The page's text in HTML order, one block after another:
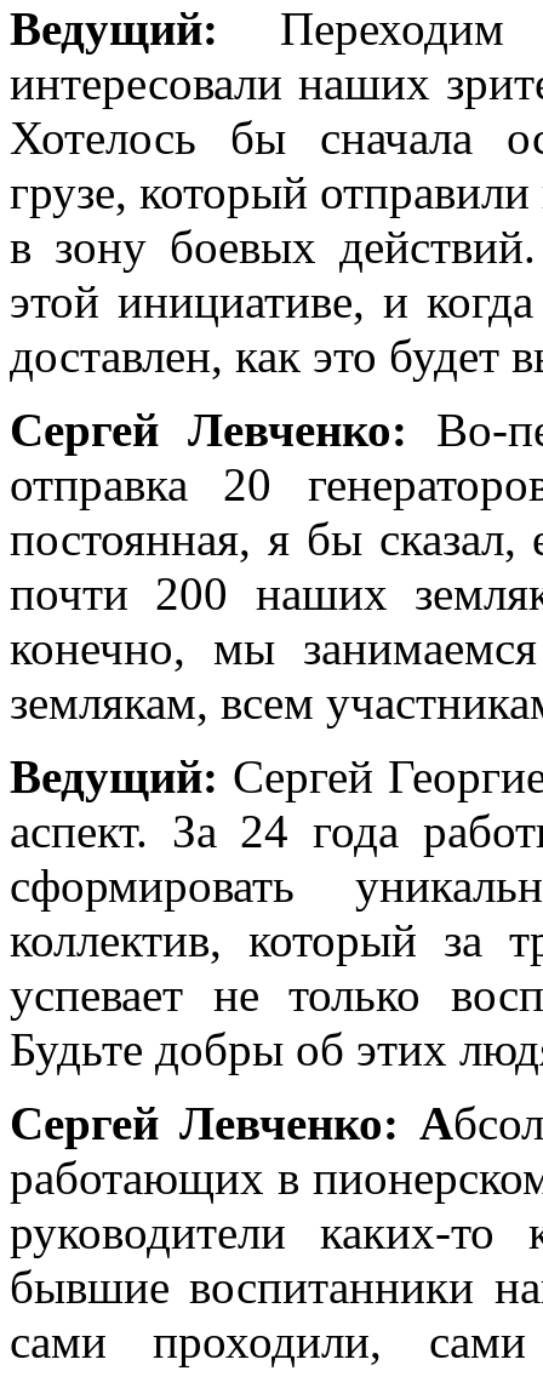
Ведущий:
интересовали наших
Хотелось бы сначала
грузе, который
в зону боевых
этой инициативе, и
доставлен, как это будет
Сергей Левченко: Во-
отправка 20
постоянная, я бы
почти 200 наших
конечно, мы
землякам, всем
Ведущий: Сергей
аспект. За 24 года
сформировать
коллектив, который за
успевает не только
Будьте добры об этих
Сергей Левченко: А
работающих в
руководители каких-
бывшие воспитанники
сами проходили,